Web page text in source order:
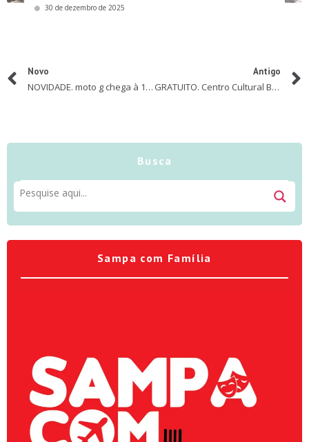
30 de dezembro de 2025
Novo
NOVIDADE. moto g chega à 10ª geração com versão premium e mais rápida de todos os tempos
Antigo
GRATUITO. Centro Cultural Banco do Brasil São Paulo lança programação de abril online
Busca
Sampa com Família